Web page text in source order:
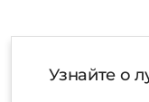
Узнайте о